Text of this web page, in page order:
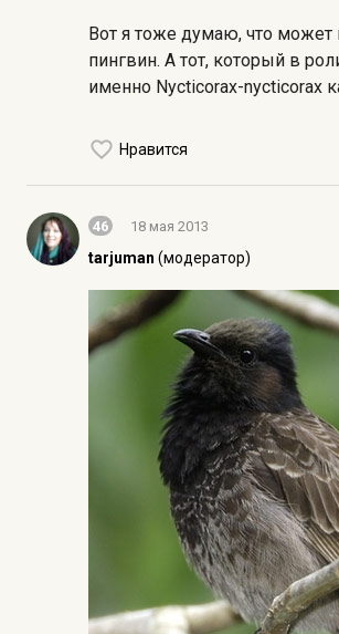
Вот я тоже думаю, что может
пингвин. А тот, который в
именно Nycticorax-nycticorax
Нравится
46 18 мая 2013
tarjuman (модератор)